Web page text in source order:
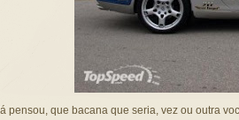
pensou, que bacana que seria, vez ou outra